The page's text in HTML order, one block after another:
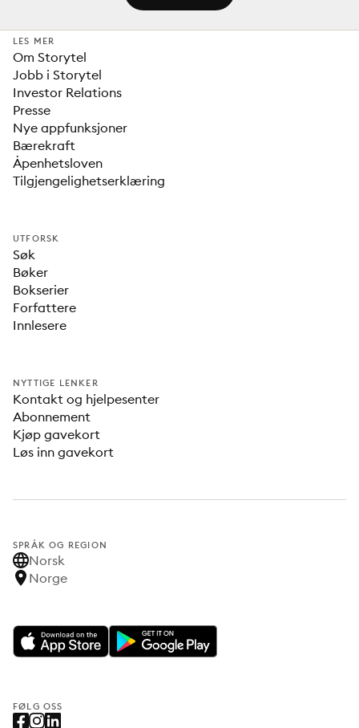
LES MER
Om Storytel
Jobb i Storytel
Investor Relations
Presse
Nye appfunksjoner
Bærekraft
Åpenhetsloven
Tilgjengelighetserklæring
UTFORSK
Søk
Bøker
Bokserier
Forfattere
Innlesere
NYTTIGE LENKER
Kontakt og hjelpesenter
Abonnement
Kjøp gavekort
Løs inn gavekort
SPRÅK OG REGION
Norsk
Norge
FØLG OSS